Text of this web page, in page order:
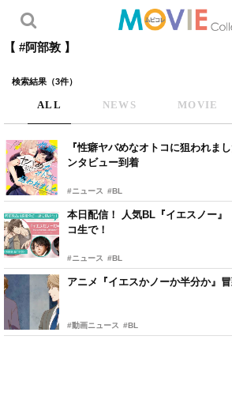
【 #阿部敦 】
検索結果（3件）
ALL NEWS MOVIE
『性癖ヤバめなオトコに狙われま
ンタビュー到着
#ニュース #BL
本日配信！ 人気BL『イエスノー』
コ生で！
#ニュース #BL
アニメ『イエスかノーか半分か』
#動画ニュース #BL